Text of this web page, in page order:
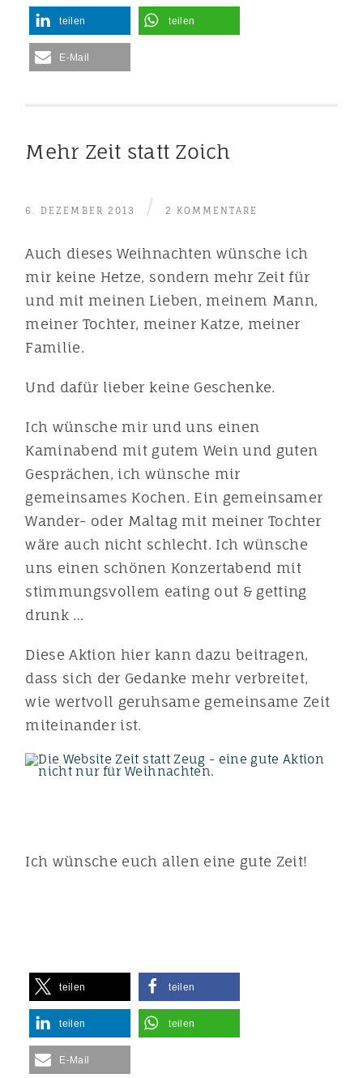
teilen teilen
E-Mail
Mehr Zeit statt Zoich
6. DEZEMBER 2013 / 2 KOMMENTARE
Auch dieses Weihnachten wünsche ich
mir keine Hetze, sondern mehr Zeit für
und mit meinen Lieben, meinem Mann,
meiner Tochter, meiner Katze, meiner
Familie.
Und dafür lieber keine Geschenke.
Ich wünsche mir und uns einen
Kaminabend mit gutem Wein und guten
Gesprächen, ich wünsche mir
gemeinsames Kochen. Ein gemeinsamer
Wander- oder Maltag mit meiner Tochter
wäre auch nicht schlecht. Ich wünsche
uns einen schönen Konzertabend mit
stimmungsvollem eating out & getting
drunk …
Diese Aktion hier kann dazu beitragen,
dass sich der Gedanke mehr verbreitet,
wie wertvoll geruhsame gemeinsame Zeit
miteinander ist.
Ich wünsche euch allen eine gute Zeit!
teilen teilen
teilen teilen
E-Mail